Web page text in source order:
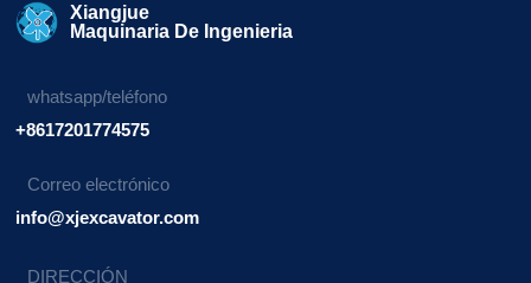
Xiangjue
Maquinaria De Ingenieria
whatsapp/teléfono
+8617201774575
Correo electrónico
info@xjexcavator.com
DIRECCIÓN